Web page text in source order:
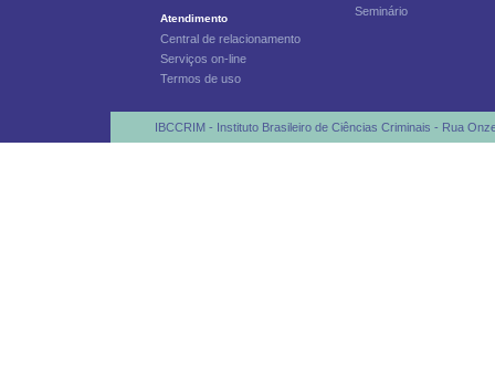
Atendimento
Central de relacionamento
Serviços on-line
Termos de uso
Seminário
IBCCRIM - Instituto Brasileiro de Ciências Criminais - Rua